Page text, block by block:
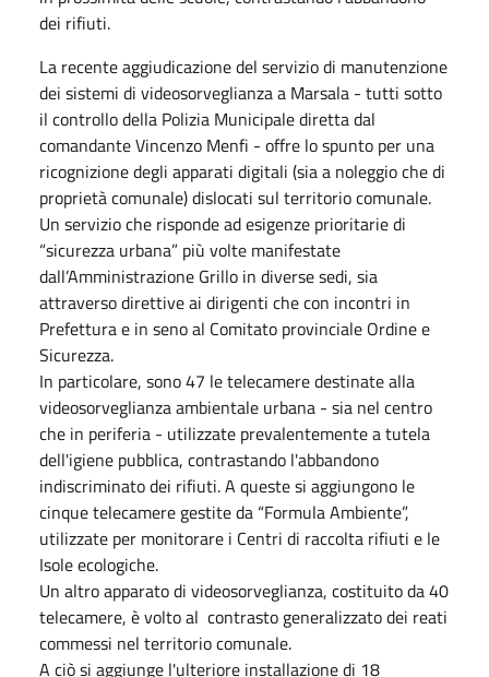
dei rifiuti.
La recente aggiudicazione del servizio di manutenzione
dei sistemi di videosorveglianza a Marsala - tutti sotto
il controllo della Polizia Municipale diretta dal
comandante Vincenzo Menfi - offre lo spunto per una
ricognizione degli apparati digitali (sia a noleggio che di
proprietà comunale) dislocati sul territorio comunale.
Un servizio che risponde ad esigenze prioritarie di
“sicurezza urbana” più volte manifestate
dall’Amministrazione Grillo in diverse sedi, sia
attraverso direttive ai dirigenti che con incontri in
Prefettura e in seno al Comitato provinciale Ordine e
Sicurezza.
In particolare, sono 47 le telecamere destinate alla
videosorveglianza ambientale urbana - sia nel centro
che in periferia - utilizzate prevalentemente a tutela
dell'igiene pubblica, contrastando l'abbandono
indiscriminato dei rifiuti. A queste si aggiungono le
cinque telecamere gestite da “Formula Ambiente”,
utilizzate per monitorare i Centri di raccolta rifiuti e le
Isole ecologiche.
Un altro apparato di videosorveglianza, costituito da 40
telecamere, è volto al contrasto generalizzato dei reati
commessi nel territorio comunale.
A ciò si aggiunge l'ulteriore installazione di 18